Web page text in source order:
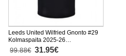
Leeds United Wilfried Gnonto #29
Kolmaspaita 2025-26
Lyhythihainen
99.88€ 31.95€